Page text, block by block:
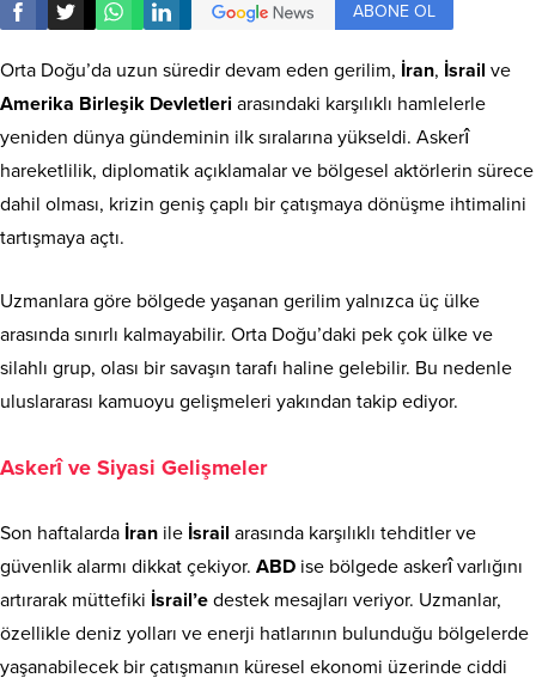
ABONE OL
Orta Doğu’da uzun süredir devam eden gerilim, İran, İsrail ve
Amerika Birleşik Devletleri arasındaki karşılıklı hamlelerle
yeniden dünya gündeminin ilk sıralarına yükseldi. Askerî
hareketlilik, diplomatik açıklamalar ve bölgesel aktörlerin sürece
dahil olması, krizin geniş çaplı bir çatışmaya dönüşme ihtimalini
tartışmaya açtı.
Uzmanlara göre bölgede yaşanan gerilim yalnızca üç ülke
arasında sınırlı kalmayabilir. Orta Doğu’daki pek çok ülke ve
silahlı grup, olası bir savaşın tarafı haline gelebilir. Bu nedenle
uluslararası kamuoyu gelişmeleri yakından takip ediyor.
Askerî ve Siyasi Gelişmeler
Son haftalarda İran ile İsrail arasında karşılıklı tehditler ve
güvenlik alarmı dikkat çekiyor. ABD ise bölgede askerî varlığını
artırarak müttefiki İsrail’e destek mesajları veriyor. Uzmanlar,
özellikle deniz yolları ve enerji hatlarının bulunduğu bölgelerde
yaşanabilecek bir çatışmanın küresel ekonomi üzerinde ciddi